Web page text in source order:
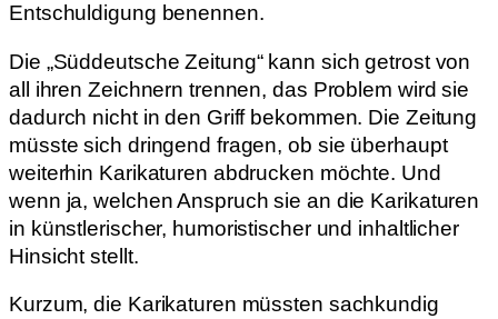
Entschuldigung benennen.
Die „Süddeutsche Zeitung“ kann sich getrost von
all ihren Zeichnern trennen, das Problem wird sie
dadurch nicht in den Griff bekommen. Die Zeitung
müsste sich dringend fragen, ob sie überhaupt
weiterhin Karikaturen abdrucken möchte. Und
wenn ja, welchen Anspruch sie an die Karikaturen
in künstlerischer, humoristischer und inhaltlicher
Hinsicht stellt.
Kurzum, die Karikaturen müssten sachkundig